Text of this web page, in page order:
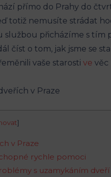
přímo‍ do Prahy do
totiž nemusíte strádat⁢
přicházíme⁢ s tím
číst o tom, jak jsme se
vaše ​starosti ve věc
]
v Praze
rychle pomoci
s ⁤uzamykáním